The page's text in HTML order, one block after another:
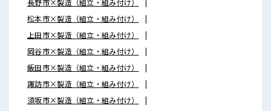
長野市×製造（組立・組み付け）
松本市×製造（組立・組み付け）
上田市×製造（組立・組み付け）
岡谷市×製造（組立・組み付け）
飯田市×製造（組立・組み付け）
諏訪市×製造（組立・組み付け）
須坂市×製造（組立・組み付け）